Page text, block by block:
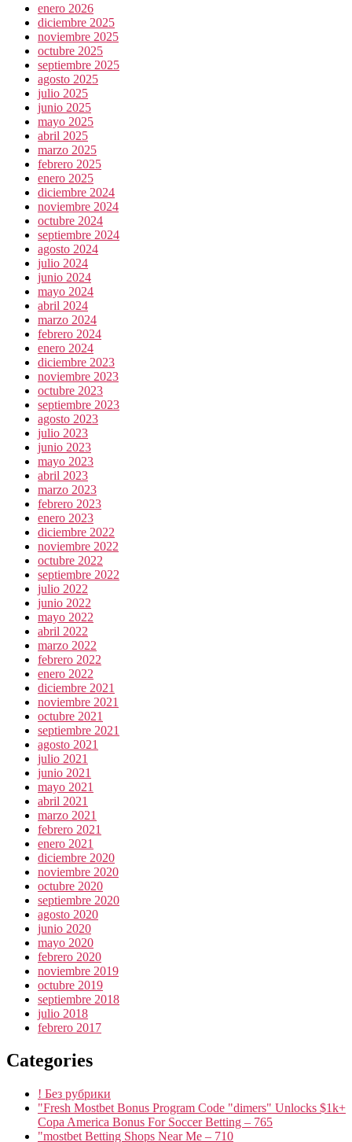
enero 2026
diciembre 2025
noviembre 2025
octubre 2025
septiembre 2025
agosto 2025
julio 2025
junio 2025
mayo 2025
abril 2025
marzo 2025
febrero 2025
enero 2025
diciembre 2024
noviembre 2024
octubre 2024
septiembre 2024
agosto 2024
julio 2024
junio 2024
mayo 2024
abril 2024
marzo 2024
febrero 2024
enero 2024
diciembre 2023
noviembre 2023
octubre 2023
septiembre 2023
agosto 2023
julio 2023
junio 2023
mayo 2023
abril 2023
marzo 2023
febrero 2023
enero 2023
diciembre 2022
noviembre 2022
octubre 2022
septiembre 2022
julio 2022
junio 2022
mayo 2022
abril 2022
marzo 2022
febrero 2022
enero 2022
diciembre 2021
noviembre 2021
octubre 2021
septiembre 2021
agosto 2021
julio 2021
junio 2021
mayo 2021
abril 2021
marzo 2021
febrero 2021
enero 2021
diciembre 2020
noviembre 2020
octubre 2020
septiembre 2020
agosto 2020
junio 2020
mayo 2020
febrero 2020
noviembre 2019
octubre 2019
septiembre 2018
julio 2018
febrero 2017
Categories
! Без рубрики
"Fresh Mostbet Bonus Program Code "dimers" Unlocks $1k+
Copa America Bonus For Soccer Betting – 765
"mostbet Betting Shops Near Me – 710